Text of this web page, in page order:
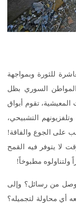
للثورة وبمواجهة
المواطن السوري بظل
المعيشية، تقوم أبواق
التشبيحي،
على الجوع والفاقة!
لا يتوفر فيه القمح
ولتناولوه مطبوخاً!
من رسائل؟ وإلى
أي محاولة لتجميله؟